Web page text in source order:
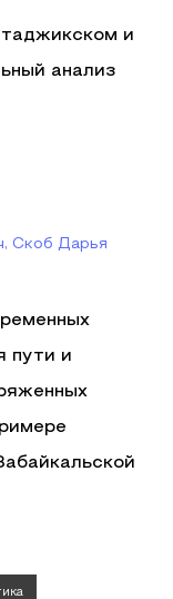
таджикском и
анализ
Скоб Дарья
пути и